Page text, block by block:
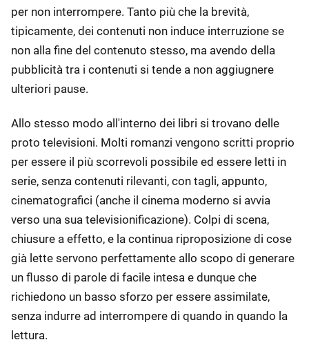
per non interrompere. Tanto più che la brevità,
tipicamente, dei contenuti non induce interruzione se
non alla fine del contenuto stesso, ma avendo della
pubblicità tra i contenuti si tende a non aggiugnere
ulteriori pause.
Allo stesso modo all'interno dei libri si trovano delle
proto televisioni. Molti romanzi vengono scritti proprio
per essere il più scorrevoli possibile ed essere letti in
serie, senza contenuti rilevanti, con tagli, appunto,
cinematografici (anche il cinema moderno si avvia
verso una sua televisionificazione). Colpi di scena,
chiusure a effetto, e la continua riproposizione di cose
già lette servono perfettamente allo scopo di generare
un flusso di parole di facile intesa e dunque che
richiedono un basso sforzo per essere assimilate,
senza indurre ad interrompere di quando in quando la
lettura.